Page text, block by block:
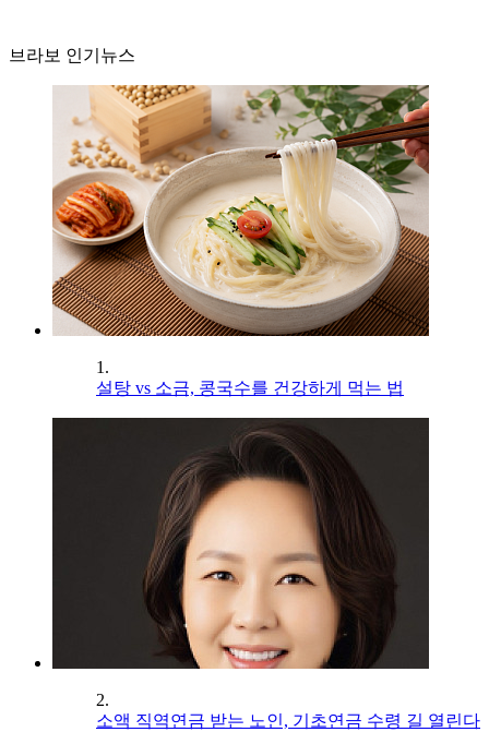
브라보 인기뉴스
1.
설탕 vs 소금, 콩국수를 건강하게 먹는 법
2.
소액 직역연금 받는 노인, 기초연금 수령 길 열린다